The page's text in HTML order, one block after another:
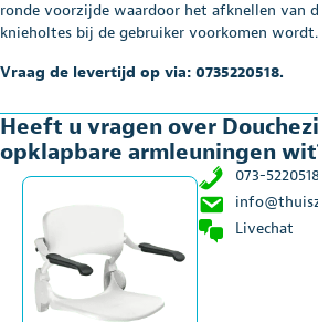
ronde voorzijde waardoor het afknellen van
knieholtes bij de gebruiker voorkomen wordt.
Vraag de levertijd op via: 0735220518.
Heeft u vragen over
opklapbare armleuningen
073-5220518
Livechat